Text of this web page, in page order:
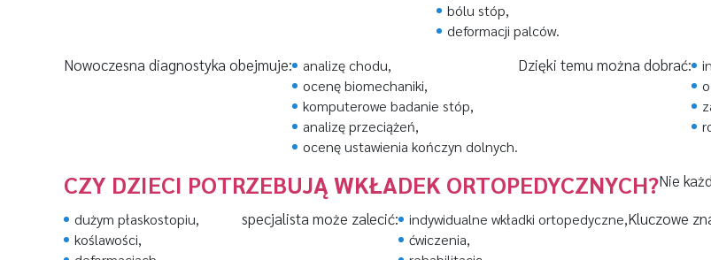
bólu stóp,
deformacji palców.
Nowoczesna diagnostyka obejmuje:
analizę chodu,
ocenę biomechaniki,
komputerowe badanie stóp,
analizę przeciążeń,
ocenę ustawienia kończyn dolnych.
Dzięki temu można dobrać:
CZY DZIECI POTRZEBUJĄ WKŁADEK ORTOPEDYCZNYCH?Nie
dużym płaskostopiu,
koślawości,
specjalista może zalecić:
indywidualne wkładki ortopedyczne,
ćwiczenia,
Kluczowe